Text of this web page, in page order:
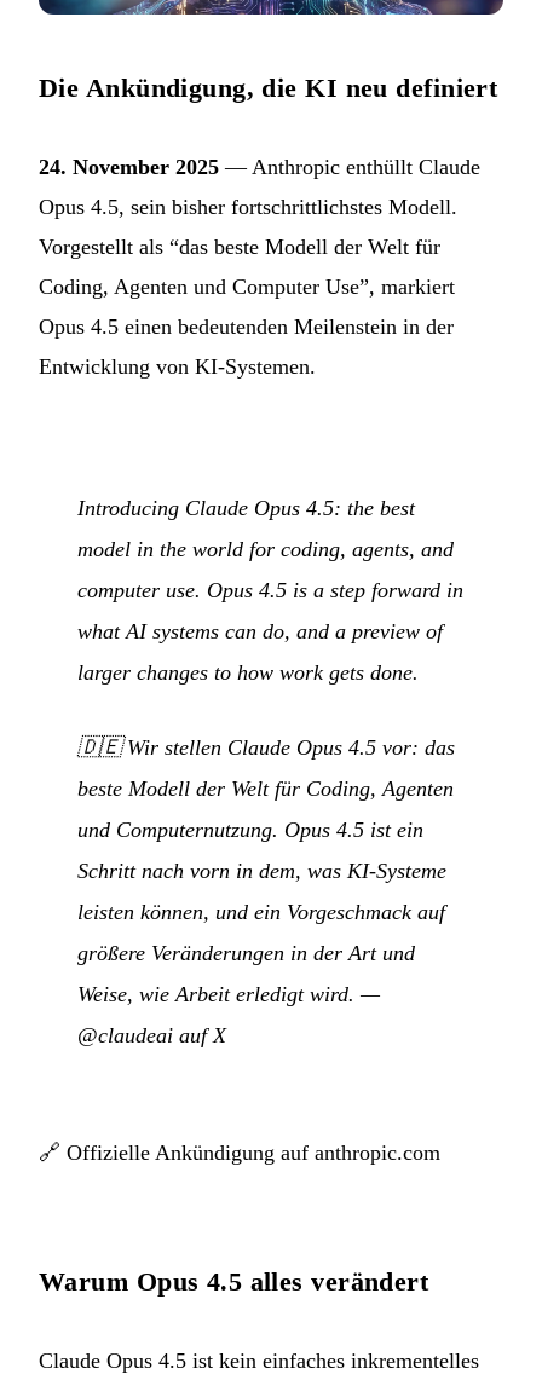
Die Ankündigung, die KI neu definiert
24. November 2025 — Anthropic enthüllt Claude
Opus 4.5, sein bisher fortschrittlichstes Modell.
Vorgestellt als “das beste Modell der Welt für
Coding, Agenten und Computer Use”, markiert
Opus 4.5 einen bedeutenden Meilenstein in der
Entwicklung von KI-Systemen.
Introducing Claude Opus 4.5: the best
model in the world for coding, agents, and
computer use. Opus 4.5 is a step forward in
what AI systems can do, and a preview of
larger changes to how work gets done.
🇩🇪Wir stellen Claude Opus 4.5 vor: das
beste Modell der Welt für Coding, Agenten
und Computernutzung. Opus 4.5 ist ein
Schritt nach vorn in dem, was KI-Systeme
leisten können, und ein Vorgeschmack auf
größere Veränderungen in der Art und
Weise, wie Arbeit erledigt wird. —
@claudeai auf X
🔗 Offizielle Ankündigung auf anthropic.com
Warum Opus 4.5 alles verändert
Claude Opus 4.5 ist kein einfaches inkrementelles